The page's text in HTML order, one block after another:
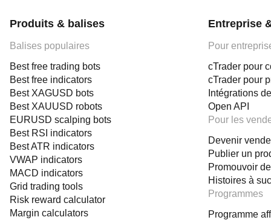
enhance
signal
Rustam
aims
to
assist
both
beginner
and
experienced
traders
by
high-
probability
setups
with
predefined
risk
Produits & balises
Balises populaires
Best free trading bots
Best free indicators
Best XAGUSD bots
Best XAUUSD robots
EURUSD scalping bots
Best RSI indicators
Best ATR indicators
VWAP indicators
MACD indicators
Grid trading tools
Risk reward calculator
Margin calculators
Entreprise
Pour
cTrader pour
cTrader pour
Intégrations
Open API
Pour les
Devenir
Publier un
Promouvoir
Histoires à
Programmes
Programme